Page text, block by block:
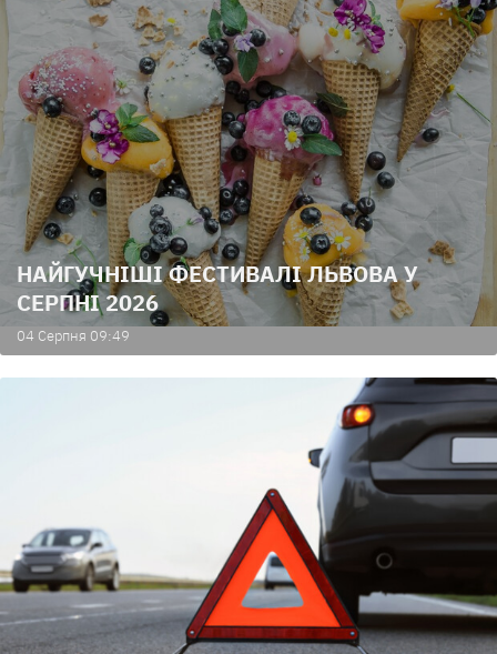
НАЙГУЧНІШІ ФЕСТИВАЛІ ЛЬВОВА У
СЕРПНІ 2026
04 Серпня 09:49